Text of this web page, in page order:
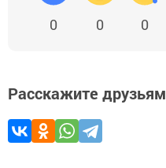
0 0 0
Расскажите друзьям